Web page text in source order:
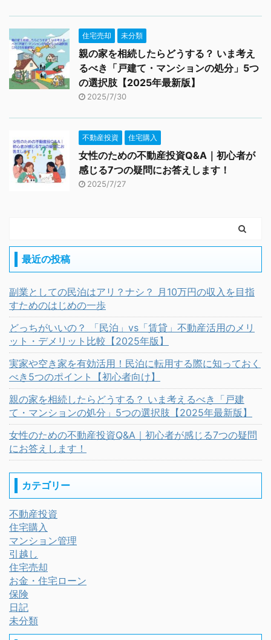
住宅売却 未分類
親の家を相続したらどうする？ いま考え
るべき「戸建て・マンションの処分」5つ
の選択肢【2025年最新版】
2025/7/30
不動産投資 住宅購入
女性のための不動産投資Q&A｜初心者が
感じる7つの疑問にお答えします！
2025/7/27
最近の投稿
副業としての民泊はアリ？ナシ？ 月10万円の収入を目指
すためのはじめの一歩
どっちがいいの？ 「民泊」vs「賃貸」不動産活用のメリ
ット・デメリット比較【2025年版】
実家や空き家を有効活用！民泊に転用する際に知っておく
べき5つのポイント【初心者向け】
親の家を相続したらどうする？ いま考えるべき「戸建
て・マンションの処分」5つの選択肢【2025年最新版】
女性のための不動産投資Q&A｜初心者が感じる7つの疑問
にお答えします！
カテゴリー
不動産投資
住宅購入
マンション管理
引越し
住宅売却
お金・住宅ローン
保険
日記
未分類